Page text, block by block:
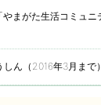
やまがた生活コミュ
ん（2016年3月まで）